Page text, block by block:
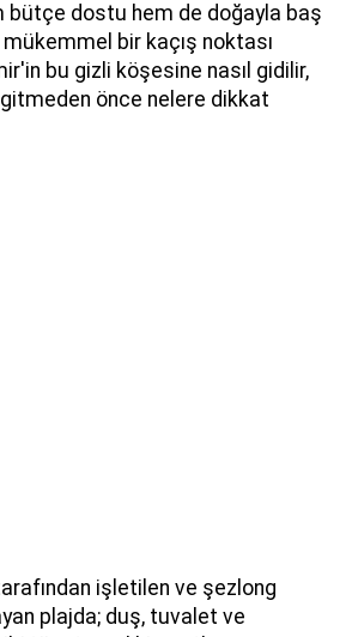
bütçe dostu hem de doğayla baş
bir kaçış noktası
bu gizli köşesine nasıl gidilir,
gitmeden önce nelere dikkat
işletilen ve şezlong
plajda; duş, tuvalet ve